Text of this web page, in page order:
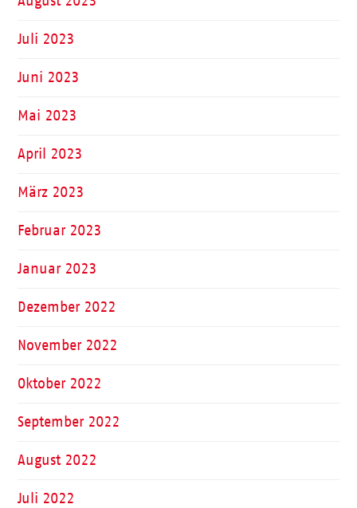
Juli 2023
Juni 2023
Mai 2023
April 2023
März 2023
Februar 2023
Januar 2023
Dezember 2022
November 2022
Oktober 2022
September 2022
August 2022
Juli 2022